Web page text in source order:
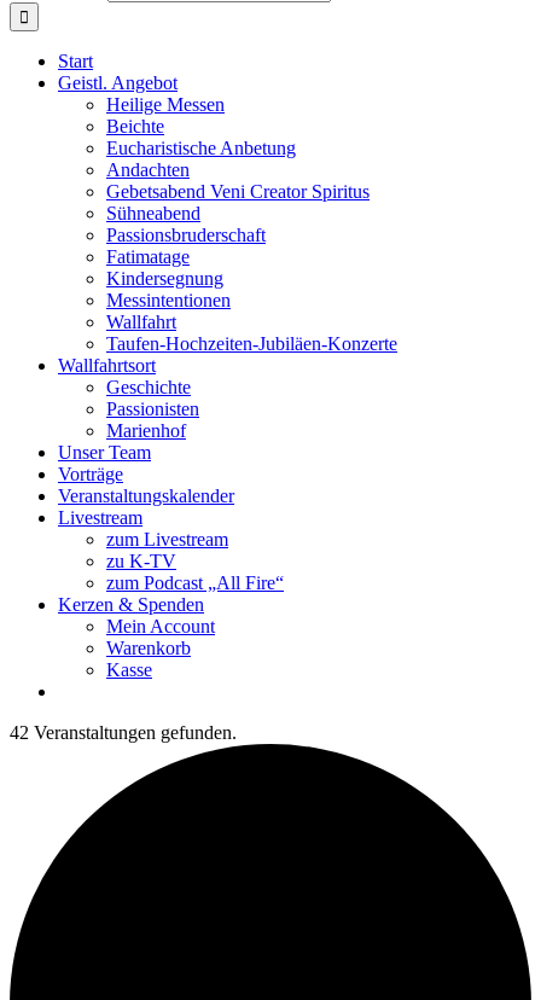
Start
Geistl. Angebot
Heilige Messen
Beichte
Eucharistische Anbetung
Andachten
Gebetsabend Veni Creator Spiritus
Sühneabend
Passionsbruderschaft
Fatimatage
Kindersegnung
Messintentionen
Wallfahrt
Taufen-Hochzeiten-Jubiläen-Konzerte
Wallfahrtsort
Geschichte
Passionisten
Marienhof
Unser Team
Vorträge
Veranstaltungskalender
Livestream
zum Livestream
zu K-TV
zum Podcast „All Fire“
Kerzen & Spenden
Mein Account
Warenkorb
Kasse
42 Veranstaltungen gefunden.